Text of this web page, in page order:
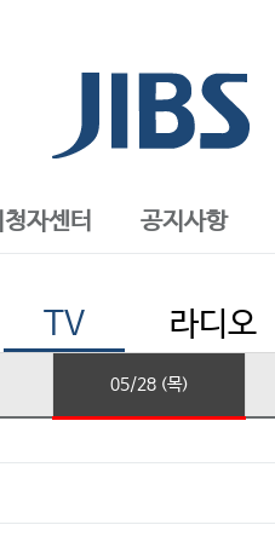
자센터 공지사항
TV 라디오
05/28 (목)